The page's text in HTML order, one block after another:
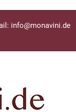
info@monavini.de